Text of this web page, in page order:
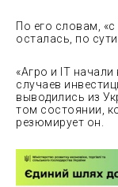
По его словам,
осталась, по
«Агро и IT
случаев
выводились из
том состоянии,
резюмирует он.